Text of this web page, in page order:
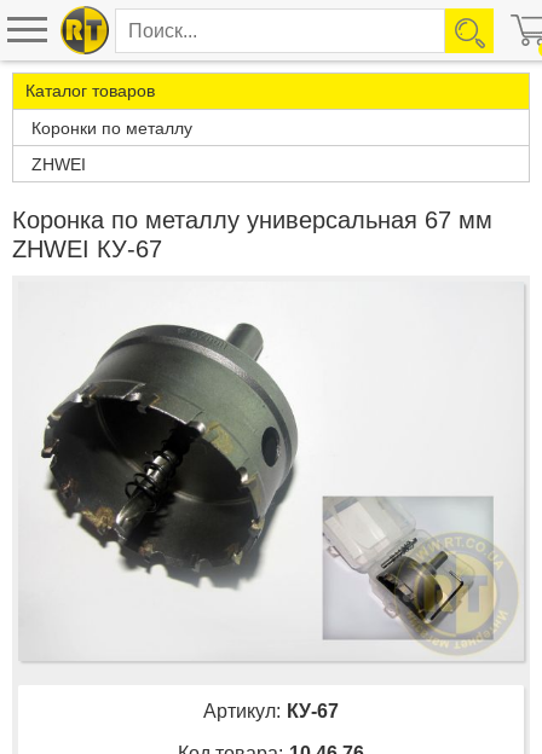
Каталог товаров
Коронки по металлу
ZHWEI
Коронка по металлу универсальная 67 мм
ZHWEI КУ-67
Артикул: КУ-67